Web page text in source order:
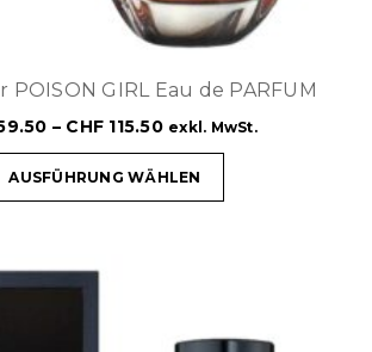
POISON GIRL Eau de PARFUM
– CHF 115.50 exkl. MwSt.
AUSFÜHRUNG WÄHLEN